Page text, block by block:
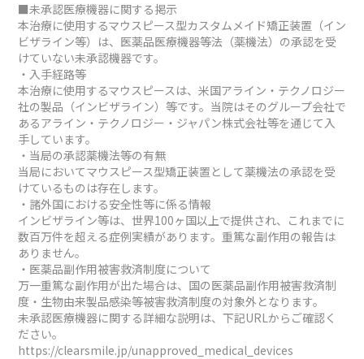
■未承認医療機器に関する掲示
本治療に使用するマウスピース型カスタムメイド矯正装置（イン
ビザライン等）は、医薬品医療機器等法（薬機法）の承認を受
けていない未承認機器です。
・入手経路等
本治療に使用するマウスピースは、米国アライン・テクノロジー
社の製品（インビザライン）等です。当院はそのグループ会社で
あるアライン・テクノロジー・ジャパン株式会社等を通じて入
手しています。
・当局の承認薬機法等の有無
当局においてマウスピース型矯正装置として薬機法の承認を受
けているものは存在します。
・諸外国における安全性等に係る情報
インビザライン等は、世界100ヶ国以上で提供され、これまでに
数百万件を超える症例実績があります。重篤な副作用の報告は
ありません。
・医薬品副作用被害救済制度について
万一重篤な副作用が出た場合は、国の医薬品副作用被害救済制
度・生物由来製品感染等被害救済制度の対象外となります。
未承認医療機器に関する詳細な説明は、下記URLからご確認く
ださい。
https://clearsmile.jp/unapproved_medical_devices